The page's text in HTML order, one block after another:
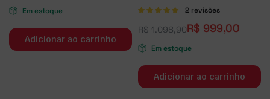
Em estoque
Adicionar ao carrinho
Avaliação
2 revisões
R$1.098,90R$ 999,00
Em estoque
Adicionar ao carrinho